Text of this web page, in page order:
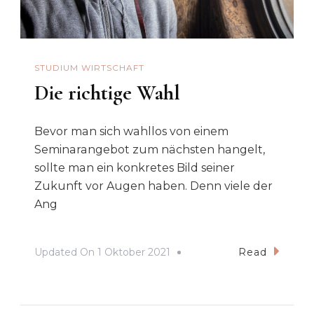
STUDIUM WIRTSCHAFT
Die richtige Wahl
Bevor man sich wahllos von einem
Seminarangebot zum nächsten hangelt,
sollte man ein konkretes Bild seiner
Zukunft vor Augen haben. Denn viele der
Ang
Updated On 1 Oktober 2021 Read